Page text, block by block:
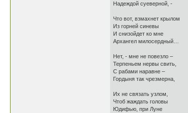
Надеждой суеверной, -
Что вот, взмахнет крылом
Из горней синевы
И снизойдет ко мне
Архангел милосердный…
Нет, - мне не повезло –
Терпеньем нервы свить,
С рабами наравне –
Гордыня так чрезмерна,
Их не связать узлом,
Чтоб жаждать головы
Юдифью, при Луне